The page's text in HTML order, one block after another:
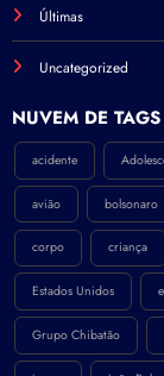
Últimas
Uncategorized
NÚVEM DE TAGS
acidente
avião bolsonaro
corpo criança
Estados Unidos
Grupo Chibatão